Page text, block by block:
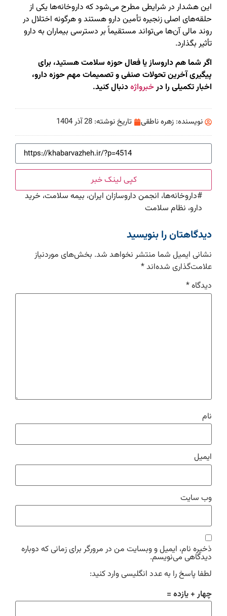
این هشدار در شرایطی مطرح می‌شود که داروخانه‌ها یکی از
حلقه‌های اصلی زنجیره تأمین دارو هستند و هرگونه اختلال در
روند مالی آن‌ها می‌تواند مستقیماً بر دسترسی بیماران به دارو
تأثیر بگذارد.
اگر شما هم داروساز یا فعال حوزه سلامت هستید، برای
پیگیری آخرین تحولات صنفی و تصمیمات مهم حوزه دارو،
اخبار تکمیلی را درخبرواژهدنبال کنید.
نویسنده: زهره ناطقی تاریخ نوشته: 28 آذر 1404
کپی لینک خبر
#داروخانه‌ها، انجمن داروسازان ایران، بیمه سلامت، خرید
دارو، نظام سلامت
دیدگاهتان را بنویسید
نشانی ایمیل شما منتشر نخواهد شد. بخش‌های موردنیاز
علامت‌گذاری شده‌اند*
دیدگاه*
نام
ایمیل
وب‌ سایت
ذخیره نام، ایمیل و وبسایت من در مرورگر برای زمانی که دوباره
دیدگاهی می‌نویسم.
لطفا پاسخ را به عدد انگلیسی وارد کنید:
چهار + یازده =